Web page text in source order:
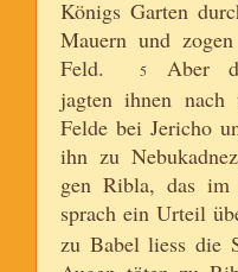
Königs Garten
Mauern und
Feld.
5
Aber
jagten ihnen
Felde bei Jericho
ihn zu
gen Ribla, das
sprach ein Urteil
zu Babel liess die